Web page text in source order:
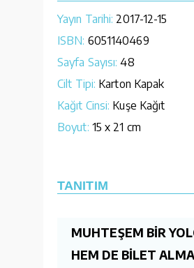
Yayın Tarihi: 2017-12-15
ISBN: 6051140469
Sayfa Sayısı: 48
Cilt Tipi: Karton Kapak
Kağıt Cinsi: Kuşe Kağıt
Boyut: 15 x 21 cm
TANITIM
MUHTEŞEM BİR
HEM DE BİLET